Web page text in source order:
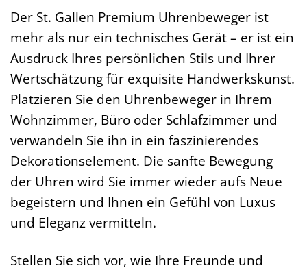
Der St. Gallen Premium Uhrenbeweger ist
mehr als nur ein technisches Gerät – er ist ein
Ausdruck Ihres persönlichen Stils und Ihrer
Wertschätzung für exquisite Handwerkskunst.
Platzieren Sie den Uhrenbeweger in Ihrem
Wohnzimmer, Büro oder Schlafzimmer und
verwandeln Sie ihn in ein faszinierendes
Dekorationselement. Die sanfte Bewegung
der Uhren wird Sie immer wieder aufs Neue
begeistern und Ihnen ein Gefühl von Luxus
und Eleganz vermitteln.
Stellen Sie sich vor, wie Ihre Freunde und